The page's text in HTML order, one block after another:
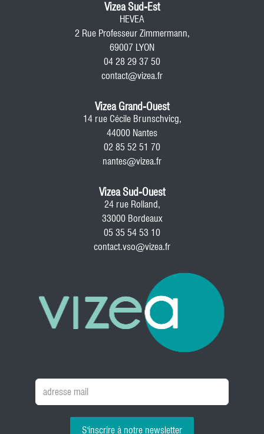
Vizea Sud-Est
HEVEA
2 Rue Professeur Zimmermann,
69007 LYON
04 28 29 37 50
contact@vizea.fr
Vizea Grand-Ouest
14 rue Cécile Brunschvicg,
44000 Nantes
02 85 52 51 70
nantes@vizea.fr
Vizea Sud-Ouest
24 rue Rolland,
33000 Bordeaux
05 35 54 53 10
contact.vso@vizea.fr
S'inscrire à notre newsletter